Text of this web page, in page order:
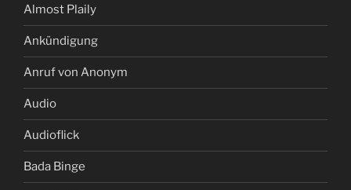
Almost Plaily
Ankündigung
Anruf von Anonym
Audio
Audioflick
Bada Binge